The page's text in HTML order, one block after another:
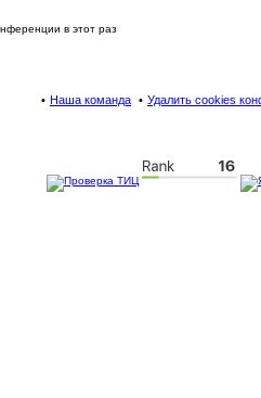
в этот раз
Удалить cookies
Наша команда